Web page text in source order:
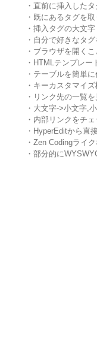
・直前に挿入した
・既にあるタグを
・挿入タグの大文
・自分で好きなタ
・ブラウザを開く
・HTMLテンプレー
・テーブルを簡単
・キーカスタマイ
・リンク先の一覧
・大文字->小文字,
・内部リンクをチ
・HyperEditから直
・Zen Codingライ
・部分的に